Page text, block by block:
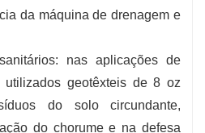
da máquina de drenagem e
nas aplicações de
utilizados geotêxteis de 8 oz
do solo circundante,
do chorume e na defesa